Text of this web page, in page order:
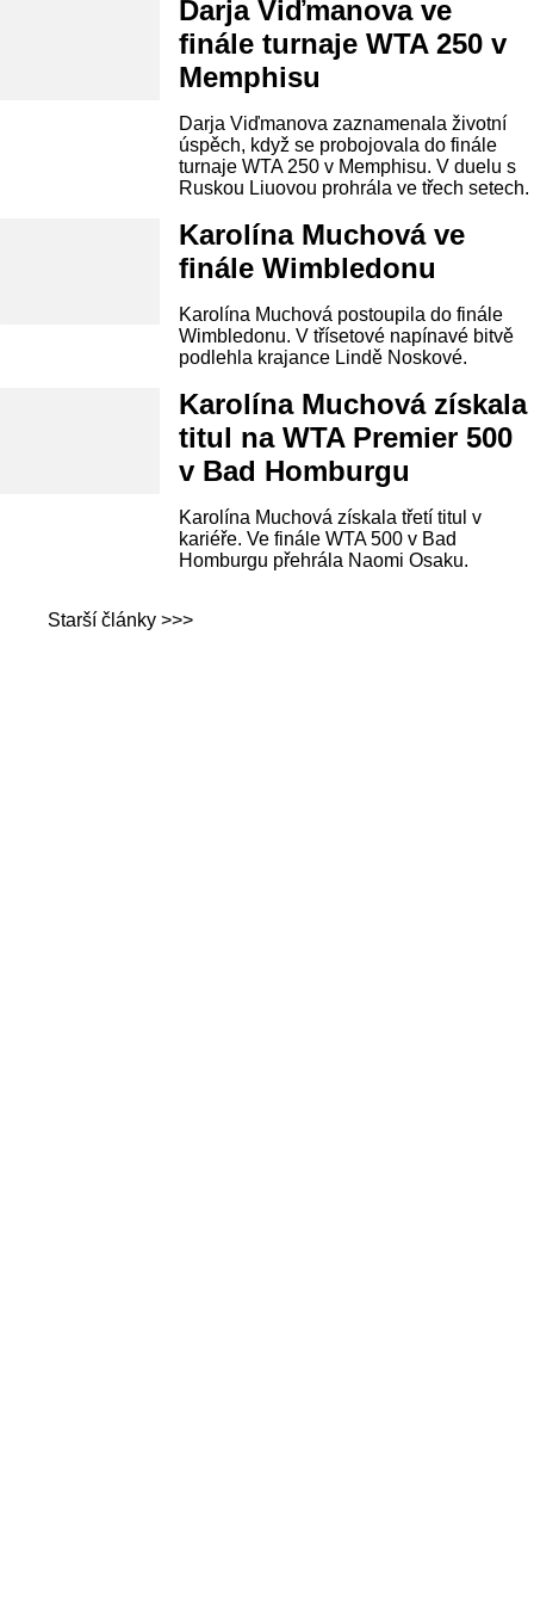
Darja Viďmanova ve
finále turnaje WTA 250 v
Memphisu
Darja Viďmanova zaznamenala životní
úspěch, když se probojovala do finále
turnaje WTA 250 v Memphisu. V duelu s
Ruskou Liuovou prohrála ve třech setech.
Karolína Muchová ve
finále Wimbledonu
Karolína Muchová postoupila do finále
Wimbledonu. V třísetové napínavé bitvě
podlehla krajance Lindě Noskové.
Karolína Muchová získala
titul na WTA Premier 500
v Bad Homburgu
Karolína Muchová získala třetí titul v
kariéře. Ve finále WTA 500 v Bad
Homburgu přehrála Naomi Osaku.
Starší články >>>